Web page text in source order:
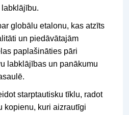
globālu etalonu, kas atzīts
un piedāvātajām
paplašināties pāri
labklājības un panākumu
starptautisku tīklu, radot
kopienu, kuri aizrautīgi